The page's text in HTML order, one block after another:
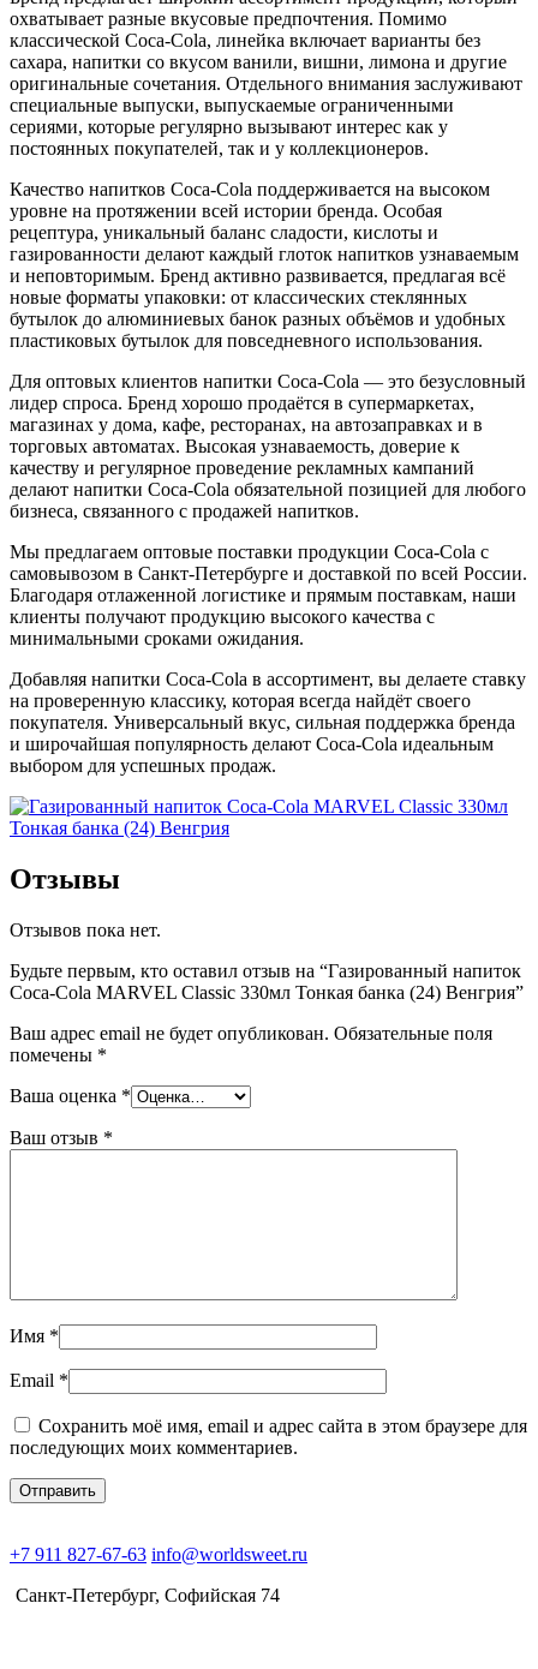
охватывает разные вкусовые предпочтения. Помимо
классической Coca-Cola, линейка включает варианты без
сахара, напитки со вкусом ванили, вишни, лимона и другие
оригинальные сочетания. Отдельного внимания заслуживают
специальные выпуски, выпускаемые ограниченными
сериями, которые регулярно вызывают интерес как у
постоянных покупателей, так и у коллекционеров.
Качество напитков Coca-Cola поддерживается на высоком
уровне на протяжении всей истории бренда. Особая
рецептура, уникальный баланс сладости, кислоты и
газированности делают каждый глоток напитков узнаваемым
и неповторимым. Бренд активно развивается, предлагая всё
новые форматы упаковки: от классических стеклянных
бутылок до алюминиевых банок разных объёмов и удобных
пластиковых бутылок для повседневного использования.
Для оптовых клиентов напитки Coca-Cola — это безусловный
лидер спроса. Бренд хорошо продаётся в супермаркетах,
магазинах у дома, кафе, ресторанах, на автозаправках и в
торговых автоматах. Высокая узнаваемость, доверие к
качеству и регулярное проведение рекламных кампаний
делают напитки Coca-Cola обязательной позицией для любого
бизнеса, связанного с продажей напитков.
Мы предлагаем оптовые поставки продукции Coca-Cola с
самовывозом в Санкт-Петербурге и доставкой по всей России.
Благодаря отлаженной логистике и прямым поставкам, наши
клиенты получают продукцию высокого качества с
минимальными сроками ожидания.
Добавляя напитки Coca-Cola в ассортимент, вы делаете ставку
на проверенную классику, которая всегда найдёт своего
покупателя. Универсальный вкус, сильная поддержка бренда
и широчайшая популярность делают Coca-Cola идеальным
выбором для успешных продаж.
Отзывы
Отзывов пока нет.
Будьте первым, кто оставил отзыв на “Газированный напиток
Coca-Cola MARVEL Classic 330мл Тонкая банка (24) Венгрия”
Ваш адрес email не будет опубликован. Обязательные поля
помечены *
Ваша оценка *
Ваш отзыв *
Имя *
Email *
Сохранить моё имя, email и адрес сайта в этом браузере для
последующих моих комментариев.
+7 911 827-67-63 info@worldsweet.ru
Санкт-Петербург​, Софийская 74